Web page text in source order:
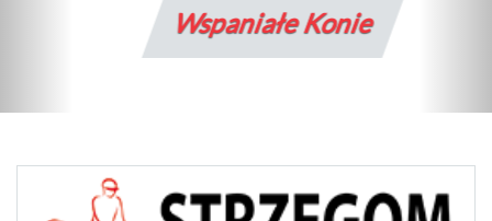
Wspaniałe Konie